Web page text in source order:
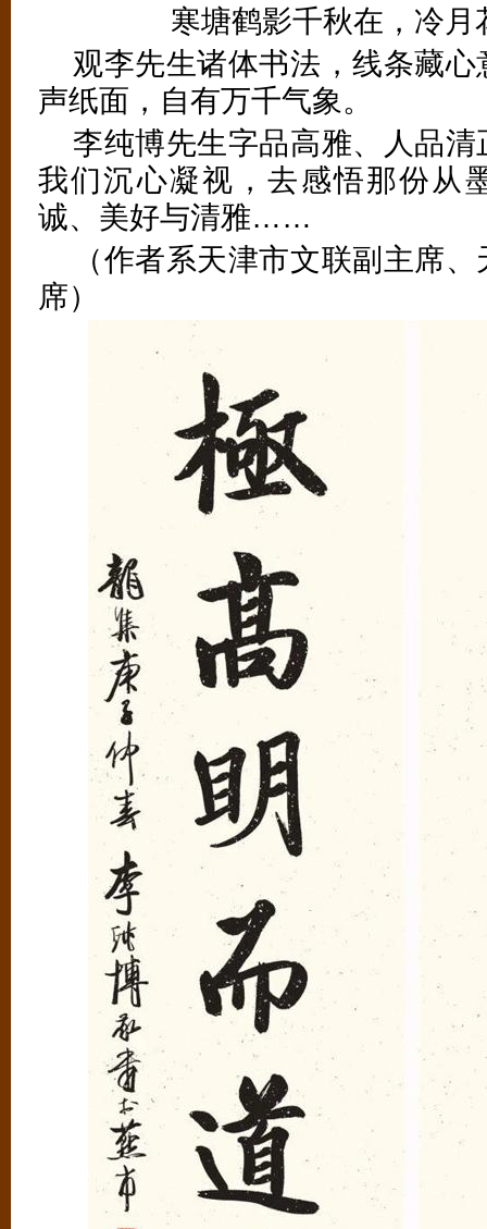
寒塘鹤影千秋在，冷月
观李先生诸体书法，线条藏
声纸面，自有万千气象。
李纯博先生字品高雅、人品
我们沉心凝视，去感悟那份
诚、美好与清雅……
（作者系天津市文联副主席
席）